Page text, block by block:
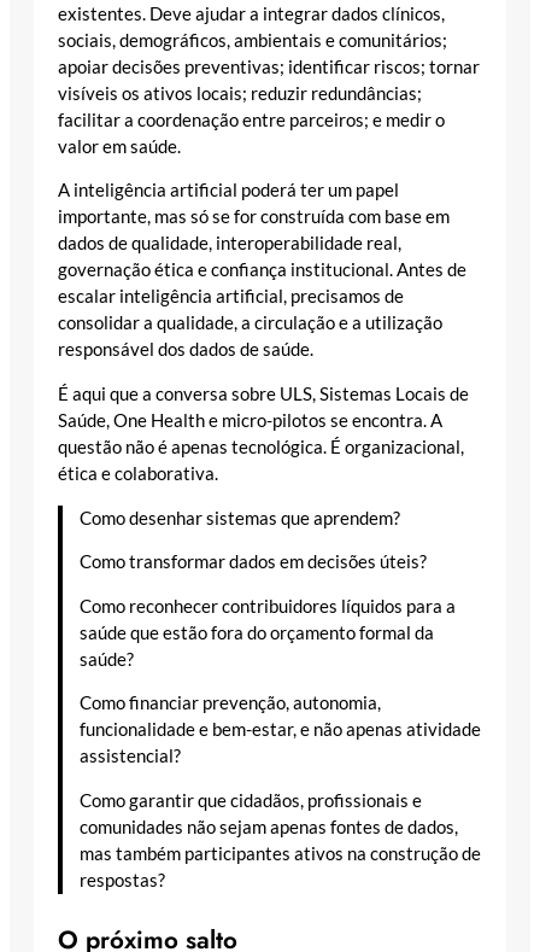
existentes. Deve ajudar a integrar dados clínicos,
sociais, demográficos, ambientais e comunitários;
apoiar decisões preventivas; identificar riscos; tornar
visíveis os ativos locais; reduzir redundâncias;
facilitar a coordenação entre parceiros; e medir o
valor em saúde.
A inteligência artificial poderá ter um papel
importante, mas só se for construída com base em
dados de qualidade, interoperabilidade real,
governação ética e confiança institucional. Antes de
escalar inteligência artificial, precisamos de
consolidar a qualidade, a circulação e a utilização
responsável dos dados de saúde.
É aqui que a conversa sobre ULS, Sistemas Locais de
Saúde, One Health e micro-pilotos se encontra. A
questão não é apenas tecnológica. É organizacional,
ética e colaborativa.
Como desenhar sistemas que aprendem?
Como transformar dados em decisões úteis?
Como reconhecer contribuidores líquidos para a
saúde que estão fora do orçamento formal da
saúde?
Como financiar prevenção, autonomia,
funcionalidade e bem-estar, e não apenas atividade
assistencial?
Como garantir que cidadãos, profissionais e
comunidades não sejam apenas fontes de dados,
mas também participantes ativos na construção de
respostas?
O próximo salto